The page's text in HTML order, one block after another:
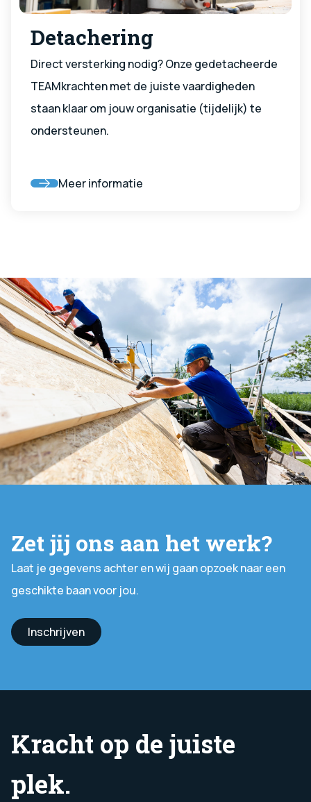
Detachering
Direct versterking nodig? Onze gedetacheerde
TEAMkrachten met de juiste vaardigheden
staan klaar om jouw organisatie (tijdelijk) te
ondersteunen.
Meer informatie
Zet jij ons aan het werk?
Laat je gegevens achter en wij gaan opzoek naar een
geschikte baan voor jou.
Inschrijven
Kracht op de juiste
plek.